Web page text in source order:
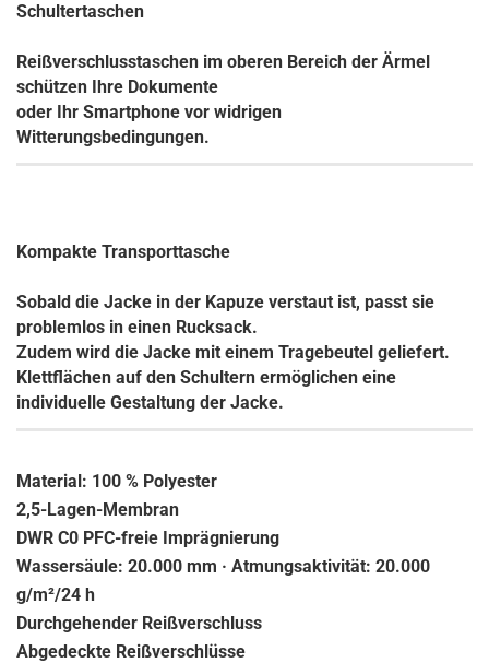
Schultertaschen
Reißverschlusstaschen im oberen Bereich der Ärmel
schützen Ihre Dokumente
oder Ihr Smartphone vor widrigen
Witterungsbedingungen.
Kompakte Transporttasche
Sobald die Jacke in der Kapuze verstaut ist, passt sie
problemlos in einen Rucksack.
Zudem wird die Jacke mit einem Tragebeutel geliefert.
Klettflächen auf den Schultern ermöglichen eine
individuelle Gestaltung der Jacke.
Material: 100 % Polyester
2,5-Lagen-Membran
DWR C0 PFC-freie Imprägnierung
Wassersäule: 20.000 mm · Atmungsaktivität: 20.000
g/m²/24 h
Durchgehender Reißverschluss
Abgedeckte Reißverschlüsse